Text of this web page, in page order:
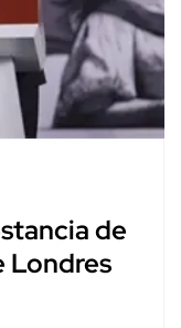
de
Londres